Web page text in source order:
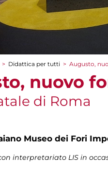
> Didattica per tutti > Augusto,
nuovo
di Roma
Museo dei Fori
interpretariato LIS in